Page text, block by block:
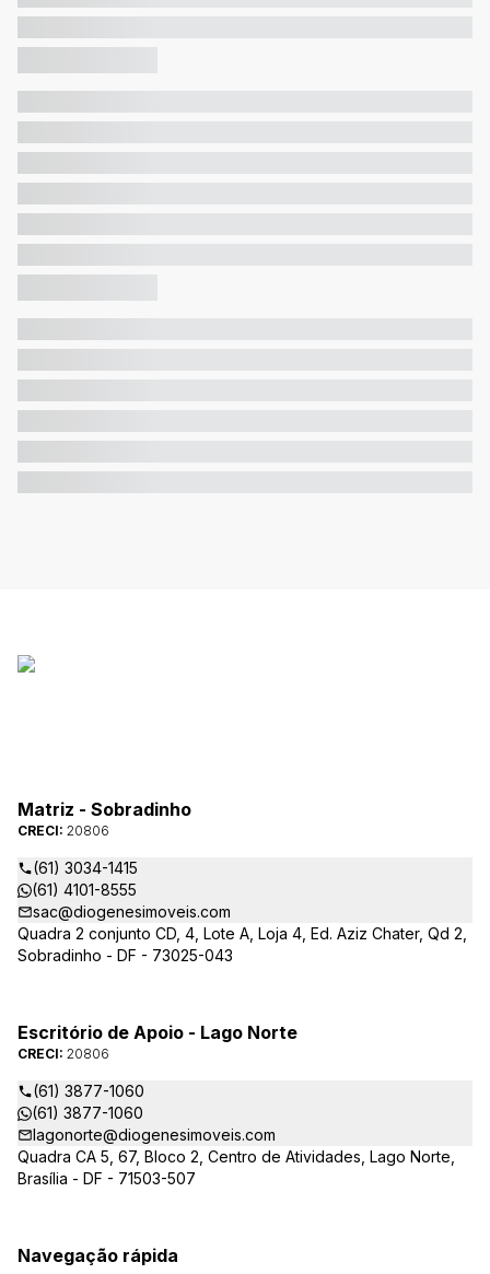
Matriz - Sobradinho
CRECI: 20806
(61) 3034-1415
(61) 4101-8555
sac@diogenesimoveis.com
Quadra 2 conjunto CD, 4, Lote A, Loja 4, Ed. Aziz Chater, Qd 2,
Sobradinho - DF - 73025-043
Escritório de Apoio - Lago Norte
CRECI: 20806
(61) 3877-1060
(61) 3877-1060
lagonorte@diogenesimoveis.com
Quadra CA 5, 67, Bloco 2, Centro de Atividades, Lago Norte,
Brasília - DF - 71503-507
Navegação rápida